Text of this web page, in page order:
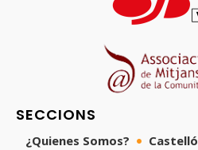
SECCIONS
¿Quienes Somos? Castelló